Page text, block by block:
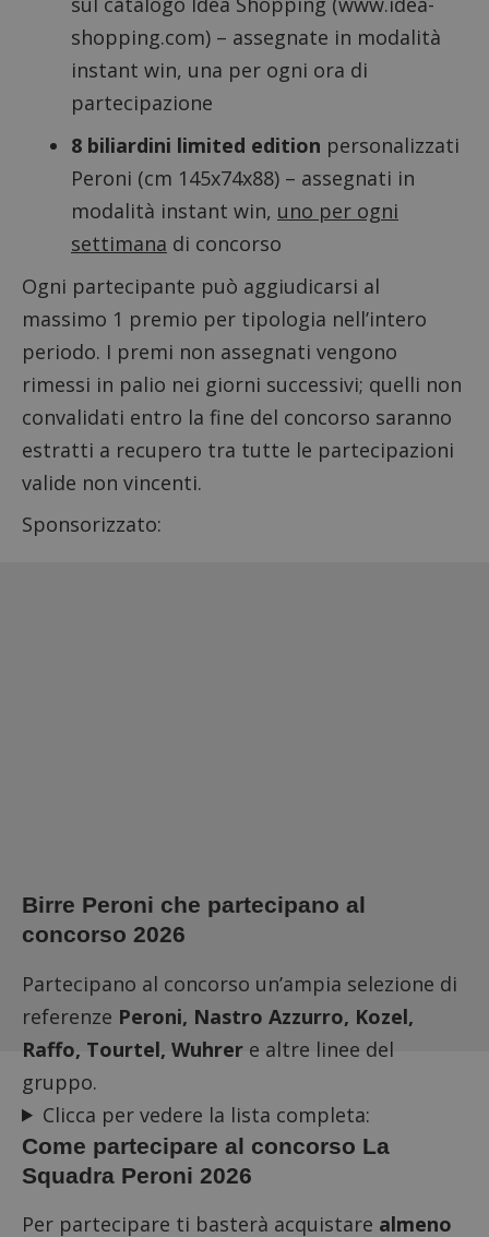
shopping.com) – assegnate in modalità
instant win, una per ogni ora di
partecipazione
8 biliardini limited edition personalizzati
Peroni (cm 145x74x88) – assegnati in
modalità instant win, uno per ogni
settimana di concorso
Ogni partecipante può aggiudicarsi al
massimo 1 premio per tipologia nell’intero
periodo. I premi non assegnati vengono
rimessi in palio nei giorni successivi; quelli non
convalidati entro la fine del concorso saranno
estratti a recupero tra tutte le partecipazioni
valide non vincenti.
Sponsorizzato:
Birre Peroni che partecipano al
concorso 2026
Partecipano al concorso un’ampia selezione di
referenze Peroni, Nastro Azzurro, Kozel,
Raffo, Tourtel, Wuhrer e altre linee del
gruppo.
Clicca per vedere la lista completa:
Come partecipare al concorso La
Squadra Peroni 2026
Per partecipare ti basterà acquistare almeno